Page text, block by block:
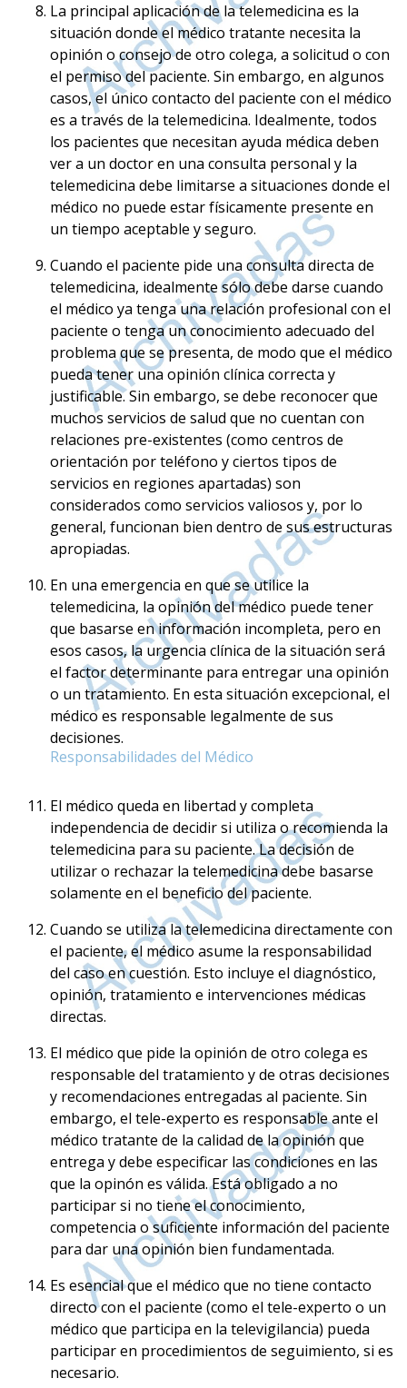
La principal aplicación de la telemedicina es la
situación donde el médico tratante necesita la
opinión o consejo de otro colega, a solicitud o con
el permiso del paciente. Sin embargo, en algunos
casos, el único contacto del paciente con el médico
es a través de la telemedicina. Idealmente, todos
los pacientes que necesitan ayuda médica deben
ver a un doctor en una consulta personal y la
telemedicina debe limitarse a situaciones donde el
médico no puede estar físicamente presente en
un tiempo aceptable y seguro.
Cuando el paciente pide una consulta directa de
telemedicina, idealmente sólo debe darse cuando
el médico ya tenga una relación profesional con el
paciente o tenga un conocimiento adecuado del
problema que se presenta, de modo que el médico
pueda tener una opinión clínica correcta y
justificable. Sin embargo, se debe reconocer que
muchos servicios de salud que no cuentan con
relaciones pre-existentes (como centros de
orientación por teléfono y ciertos tipos de
servicios en regiones apartadas) son
considerados como servicios valiosos y, por lo
general, funcionan bien dentro de sus estructuras
apropiadas.
En una emergencia en que se utilice la
telemedicina, la opinión del médico puede tener
que basarse en información incompleta, pero en
esos casos, la urgencia clínica de la situación será
el factor determinante para entregar una opinión
o un tratamiento. En esta situación excepcional, el
médico es responsable legalmente de sus
decisiones.
Responsabilidades del Médico
El médico queda en libertad y completa
independencia de decidir si utiliza o recomienda la
telemedicina para su paciente. La decisión de
utilizar o rechazar la telemedicina debe basarse
solamente en el beneficio del paciente.
Cuando se utiliza la telemedicina directamente con
el paciente, el médico asume la responsabilidad
del caso en cuestión. Esto incluye el diagnóstico,
opinión, tratamiento e intervenciones médicas
directas.
El médico que pide la opinión de otro colega es
responsable del tratamiento y de otras decisiones
y recomendaciones entregadas al paciente. Sin
embargo, el tele-experto es responsable ante el
médico tratante de la calidad de la opinión que
entrega y debe especificar las condiciones en las
que la opinón es válida. Está obligado a no
participar si no tiene el conocimiento,
competencia o suficiente información del paciente
para dar una opinión bien fundamentada.
Es esencial que el médico que no tiene contacto
directo con el paciente (como el tele-experto o un
médico que participa en la televigilancia) pueda
participar en procedimientos de seguimiento, si es
necesario.